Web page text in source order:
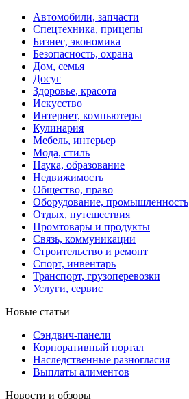
Автомобили, запчасти
Спецтехника, прицепы
Бизнес, экономика
Безопасность, охрана
Дом, семья
Досуг
Здоровье, красота
Искусство
Интернет, компьютеры
Кулинария
Мебель, интерьер
Мода, стиль
Наука, образование
Недвижимость
Общество, право
Оборудование, промышленность
Отдых, путешествия
Промтовары и продукты
Связь, коммуникации
Строительство и ремонт
Cпорт, инвентарь
Транспорт, грузоперевозки
Услуги, сервис
Новые статьи
Сэндвич-панели
Корпоративный портал
Наследственные разногласия
Выплаты алиментов
Новости и обзоры